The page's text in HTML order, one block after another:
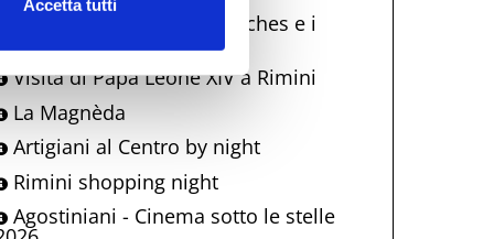
Accetta tutti
Una notte al Museo: Eutyches e i
Visita di Papa Leone XIV a Rimini
La Magnèda
Artigiani al Centro by night
Rimini shopping night
Agostiniani - Cinema sotto le stelle